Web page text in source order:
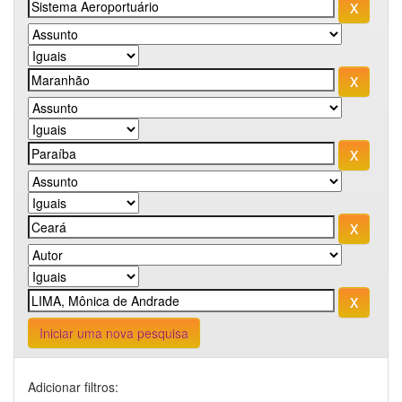
Iniciar uma nova pesquisa
Adicionar filtros: